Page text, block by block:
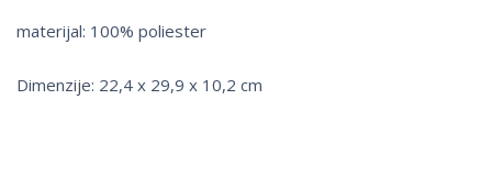
materijal: 100% poliester
Dimenzije: 22,4 x 29,9 x 10,2 cm